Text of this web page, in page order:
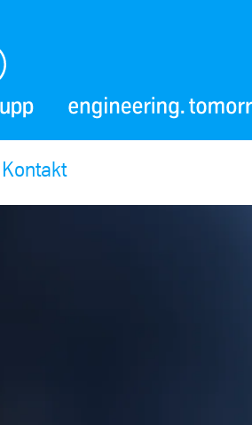
Kontakt